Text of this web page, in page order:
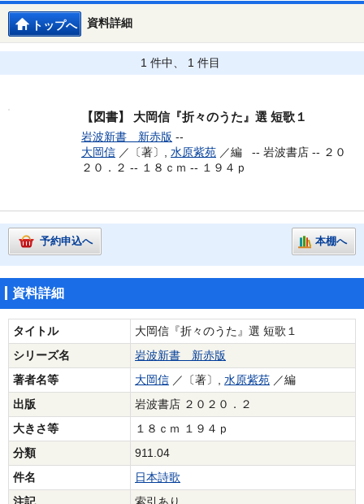
資料詳細
トップへ
1 件中、 1 件目
【図書】 大岡信『折々のうた』選 短歌１
岩波新書 新赤版 --
大岡信 ／〔著〕, 水原紫苑 ／編 -- 岩波書店 -- ２０
２０．２ -- １８ｃｍ -- １９４ｐ
予約申込へ 本棚へ
資料詳細
タイトル
大岡信『折々のうた』選 短歌１
シリーズ名
岩波新書 新赤版
著者名等
大岡信 ／〔著〕, 水原紫苑 ／編
出版
岩波書店 ２０２０．２
大きさ等
１８ｃｍ １９４ｐ
分類
911.04
件名
日本詩歌